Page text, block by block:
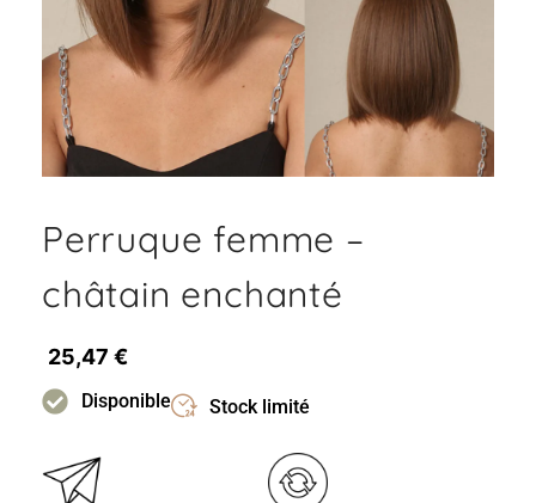
Perruque femme –
châtain enchanté
25,47 €
Disponible Stock limité